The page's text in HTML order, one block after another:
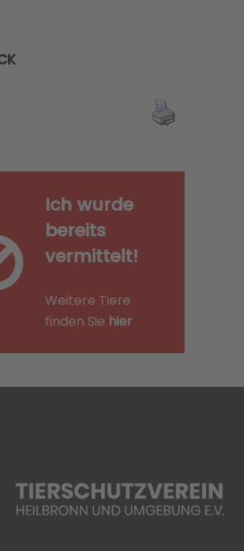
Ich wurde
bereits
vermittelt!
Weitere Tiere
finden Sie hier